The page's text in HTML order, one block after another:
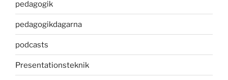
pedagogik
pedagogikdagarna
podcasts
Presentationsteknik